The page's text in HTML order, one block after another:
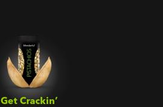
Get Crackin’‎